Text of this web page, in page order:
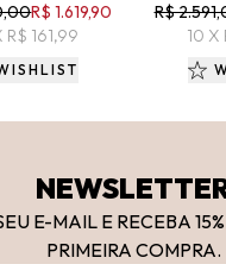
R$ 1.619,90
R$ 161,99
R$
10 X
E-MAIL E RECEBA 15
PRIMEIRA COMPRA.